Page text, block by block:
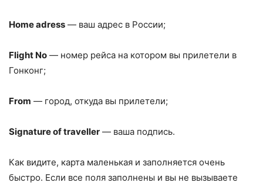
Home adress — ваш адрес в России;
Flight No — номер рейса на котором вы прилетели в
Гонконг;
From — город, откуда вы прилетели;
Signature of traveller — ваша подпись.
Как видите, карта маленькая и заполняется очень
быстро. Если все поля заполнены и вы не вызываете